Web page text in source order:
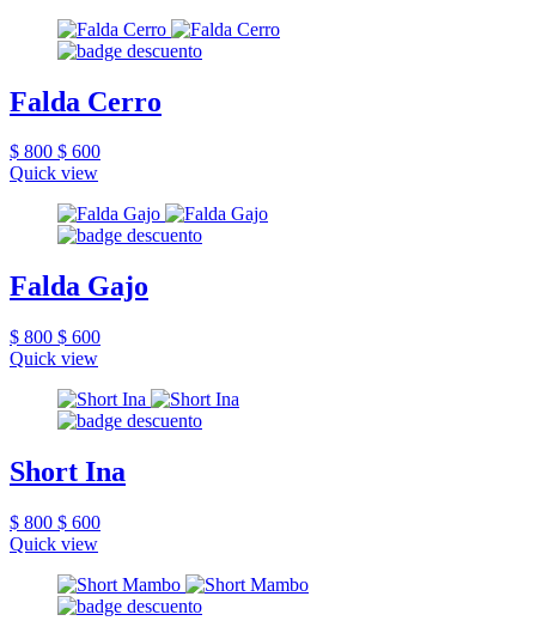
Falda Cerro
$ 800 $ 600
Quick view
Falda Gajo
$ 800 $ 600
Quick view
Short Ina
$ 800 $ 600
Quick view